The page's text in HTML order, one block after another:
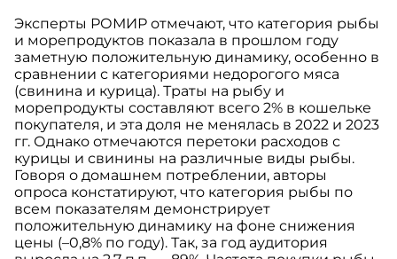
Эксперты РОМИР отмечают, что категория рыбы
и морепродуктов показала в прошлом году
заметную положительную динамику, особенно в
сравнении с категориями недорогого мяса
(свинина и курица). Траты на рыбу и
морепродукты составляют всего 2% в кошельке
покупателя, и эта доля не менялась в 2022 и 2023
гг. Однако отмечаются перетоки расходов с
курицы и свинины на различные виды рыбы.
Говоря о домашнем потреблении, авторы
опроса констатируют, что категория рыбы по
всем показателям демонстрирует
положительную динамику на фоне снижения
цены (–0,8% по году). Так, за год аудитория